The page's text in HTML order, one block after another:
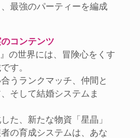
最強のパーティーを編成
コンテンツ
の世界には、冒険心をくす
す。
うランクマッチ、仲間と
そして結婚システムま
た、新たな物資「星晶」
の育成システムは、あな